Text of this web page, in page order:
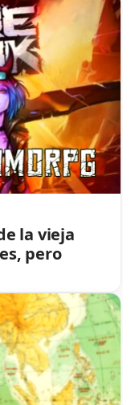
la vieja
pero